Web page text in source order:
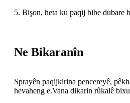
5. Bişon, heta ku paqij bibe dubare
Ne Bikaranîn
Sprayên paqijkirina pencereyê,
hevaheng e.Vana dikarin rûkalê